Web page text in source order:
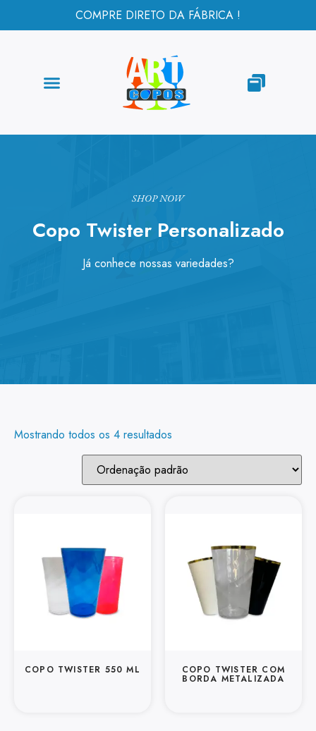
COMPRE DIRETO DA FÁBRICA !
SHOP NOW
Copo Twister Personalizado
Já conhece nossas variedades?
Mostrando todos os 4 resultados
COPO TWISTER 550 ML COPO TWISTER COM
BORDA METALIZADA